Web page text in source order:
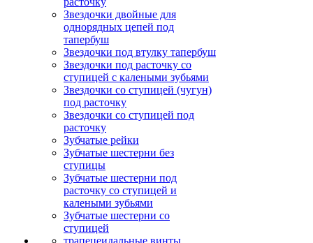
Звездочки двойные для
однорядных цепей под
тапербуш
Звездочки под втулку тапербуш
Звездочки под расточку со
ступицей с калеными зубьями
Звездочки со ступицей (чугун)
под расточку
Звездочки со ступицей под
расточку
Зубчатые рейки
Зубчатые шестерни без
ступицы
Зубчатые шестерни под
расточку со ступицей и
калеными зубьями
Зубчатые шестерни со
ступицей
трапецеидальные винты